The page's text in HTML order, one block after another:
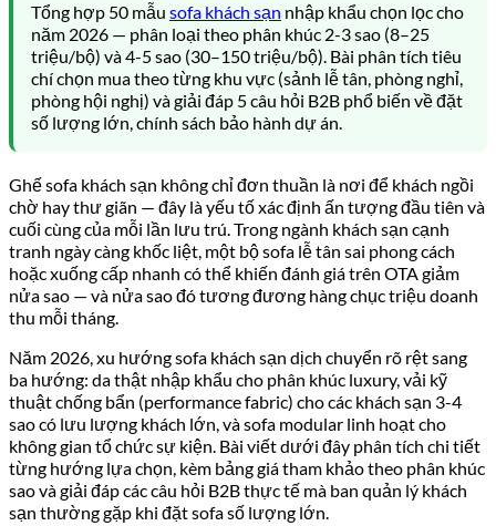
Tổng hợp 50 mẫu sofa khách sạn nhập khẩu chọn lọc cho
năm 2026 — phân loại theo phân khúc 2-3 sao (8–25
triệu/bộ) và 4-5 sao (30–150 triệu/bộ). Bài phân tích tiêu
chí chọn mua theo từng khu vực (sảnh lễ tân, phòng nghỉ,
phòng hội nghị) và giải đáp 5 câu hỏi B2B phổ biến về đặt
số lượng lớn, chính sách bảo hành dự án.
Ghế sofa khách sạn không chỉ đơn thuần là nơi để khách ngồi
chờ hay thư giãn — đây là yếu tố xác định ấn tượng đầu tiên và
cuối cùng của mỗi lần lưu trú. Trong ngành khách sạn cạnh
tranh ngày càng khốc liệt, một bộ sofa lễ tân sai phong cách
hoặc xuống cấp nhanh có thể khiến đánh giá trên OTA giảm
nửa sao — và nửa sao đó tương đương hàng chục triệu doanh
thu mỗi tháng.
Năm 2026, xu hướng sofa khách sạn dịch chuyển rõ rệt sang
ba hướng: da thật nhập khẩu cho phân khúc luxury, vải kỹ
thuật chống bẩn (performance fabric) cho các khách sạn 3-4
sao có lưu lượng khách lớn, và sofa modular linh hoạt cho
không gian tổ chức sự kiện. Bài viết dưới đây phân tích chi tiết
từng hướng lựa chọn, kèm bảng giá tham khảo theo phân khúc
sao và giải đáp các câu hỏi B2B thực tế mà ban quản lý khách
sạn thường gặp khi đặt sofa số lượng lớn.